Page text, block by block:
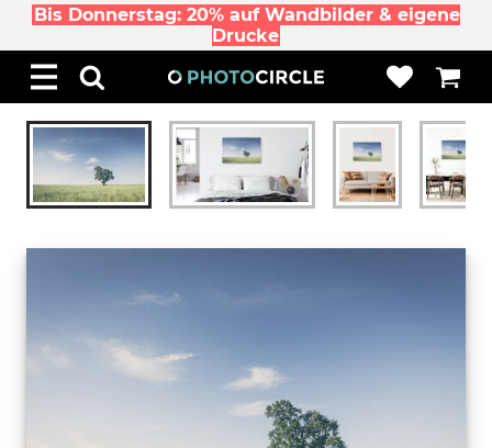
Bis Donnerstag: 20% auf Wandbilder & eigene
Drucke